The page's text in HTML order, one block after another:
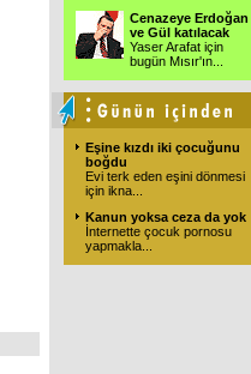
Cenazeye Erdoğan
ve Gül katılacak
Yaser Arafat için
bugün Mısır'ın
Eşine kızdı iki çocuğunu
boğdu
Evi terk eden eşini dönmesi
için ikna
Kanun yoksa ceza da yok
İnternette çocuk pornosu
yapmakla